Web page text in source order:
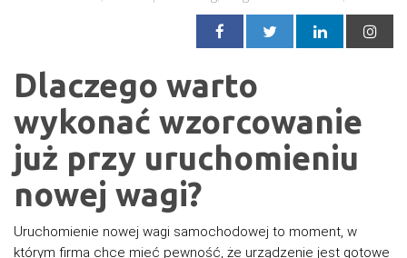
Dlaczego warto
wykonać wzorcowanie
już przy uruchomieniu
nowej wagi?
Uruchomienie nowej wagi samochodowej to moment, w
którym firma chce mieć pewność, że urządzenie jest gotowe